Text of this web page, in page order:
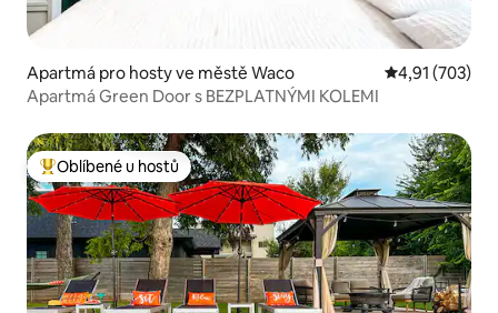
Apartmá pro hosty ve městě Waco Průměrné
4,91 (703)
Apartmá Green Door s BEZPLATNÝMI KOLEMI
Nejlepší v kategorii Oblíbené u hostů
Oblíbené u hostů